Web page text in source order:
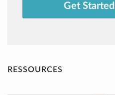
Get
RESSOURCES